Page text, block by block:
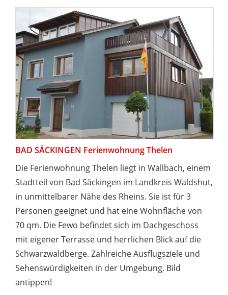
BAD SÄCKINGEN Ferienwohnung Thelen
Die Ferienwohnung Thelen liegt in Wallbach, einem
Stadtteil von Bad Säckingen im Landkreis Waldshut,
in unmittelbarer Nähe des Rheins. Sie ist für 3
Personen geeignet und hat eine Wohnfläche von
70 qm. Die Fewo befindet sich im Dachgeschoss
mit eigener Terrasse und herrlichen Blick auf die
Schwarzwaldberge. Zahlreiche Ausflugsziele und
Sehenswürdigkeiten in der Umgebung. Bild
antippen!